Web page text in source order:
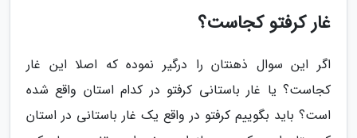
غار کرفتو کجاست؟
اگر این سوال ذهنتان را درگیر نموده که اصلا این غار
کجاست؟ یا غار باستانی کرفتو در کدام استان واقع شده
است؟ باید بگوییم کرفتو در واقع یک غار باستانی در استان